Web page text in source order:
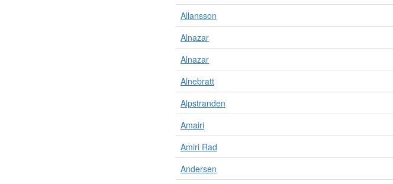
u
t
t
n
Allansson
Alnazar
Alnazar
Alnebratt
Alpstranden
Amairi
Amiri Rad
Andersen